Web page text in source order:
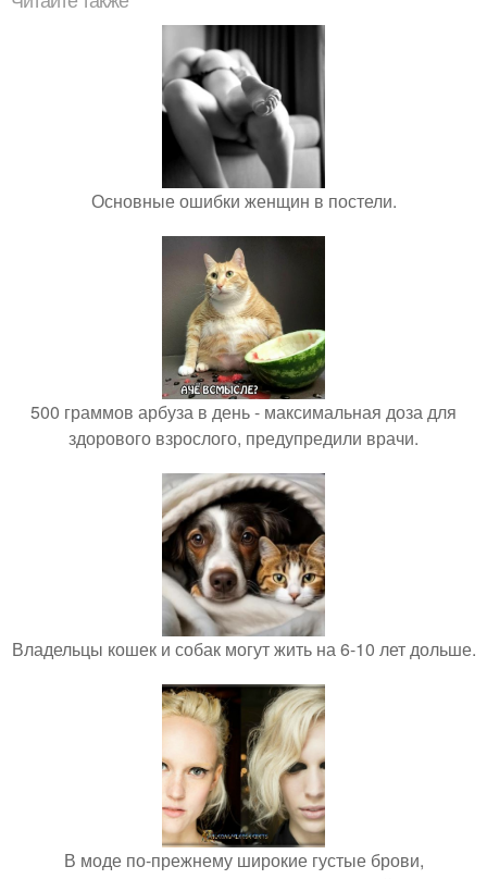
Основные ошибки женщин в постели.
500 граммов арбуза в день - максимальная доза для
здорового взрослого, предупредили врачи.
Владельцы кошек и собак могут жить на 6-10 лет дольше.
В моде по-прежнему широкие густые брови,